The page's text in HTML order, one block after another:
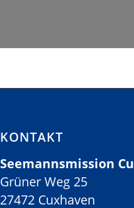
KONTAKT
Seemannsmission
Grüner Weg 25
27472 Cuxhaven